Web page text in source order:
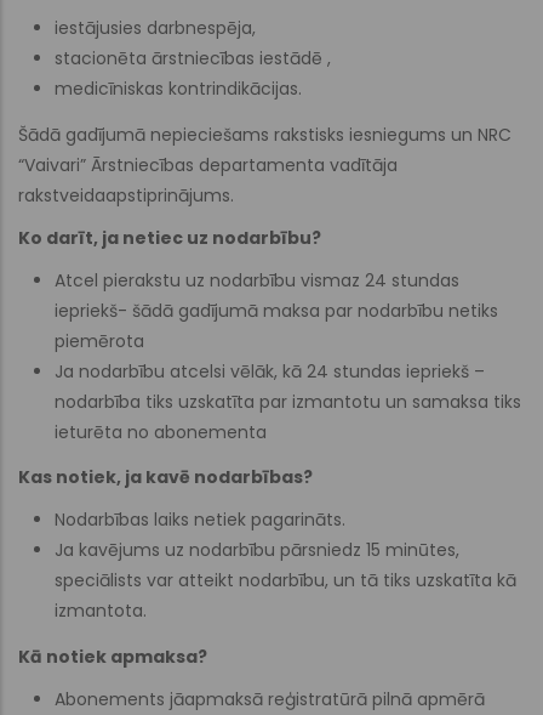
iestājusies darbnespēja,
stacionēta ārstniecības iestādē ,
medicīniskas kontrindikācijas.
Šādā gadījumā nepieciešams rakstisks iesniegums un NRC
“Vaivari” Ārstniecības departamenta vadītāja
rakstveidaapstiprinājums.
Ko darīt, ja netiec uz nodarbību?
Atcel pierakstu uz nodarbību vismaz 24 stundas
iepriekš- šādā gadījumā maksa par nodarbību netiks
piemērota
Ja nodarbību atcelsi vēlāk, kā 24 stundas iepriekš –
nodarbība tiks uzskatīta par izmantotu un samaksa tiks
ieturēta no abonementa
Kas notiek, ja kavē nodarbības?
Nodarbības laiks netiek pagarināts.
Ja kavējums uz nodarbību pārsniedz 15 minūtes,
speciālists var atteikt nodarbību, un tā tiks uzskatīta kā
izmantota.
Kā notiek apmaksa?
Abonements jāapmaksā reģistratūrā pilnā apmērā